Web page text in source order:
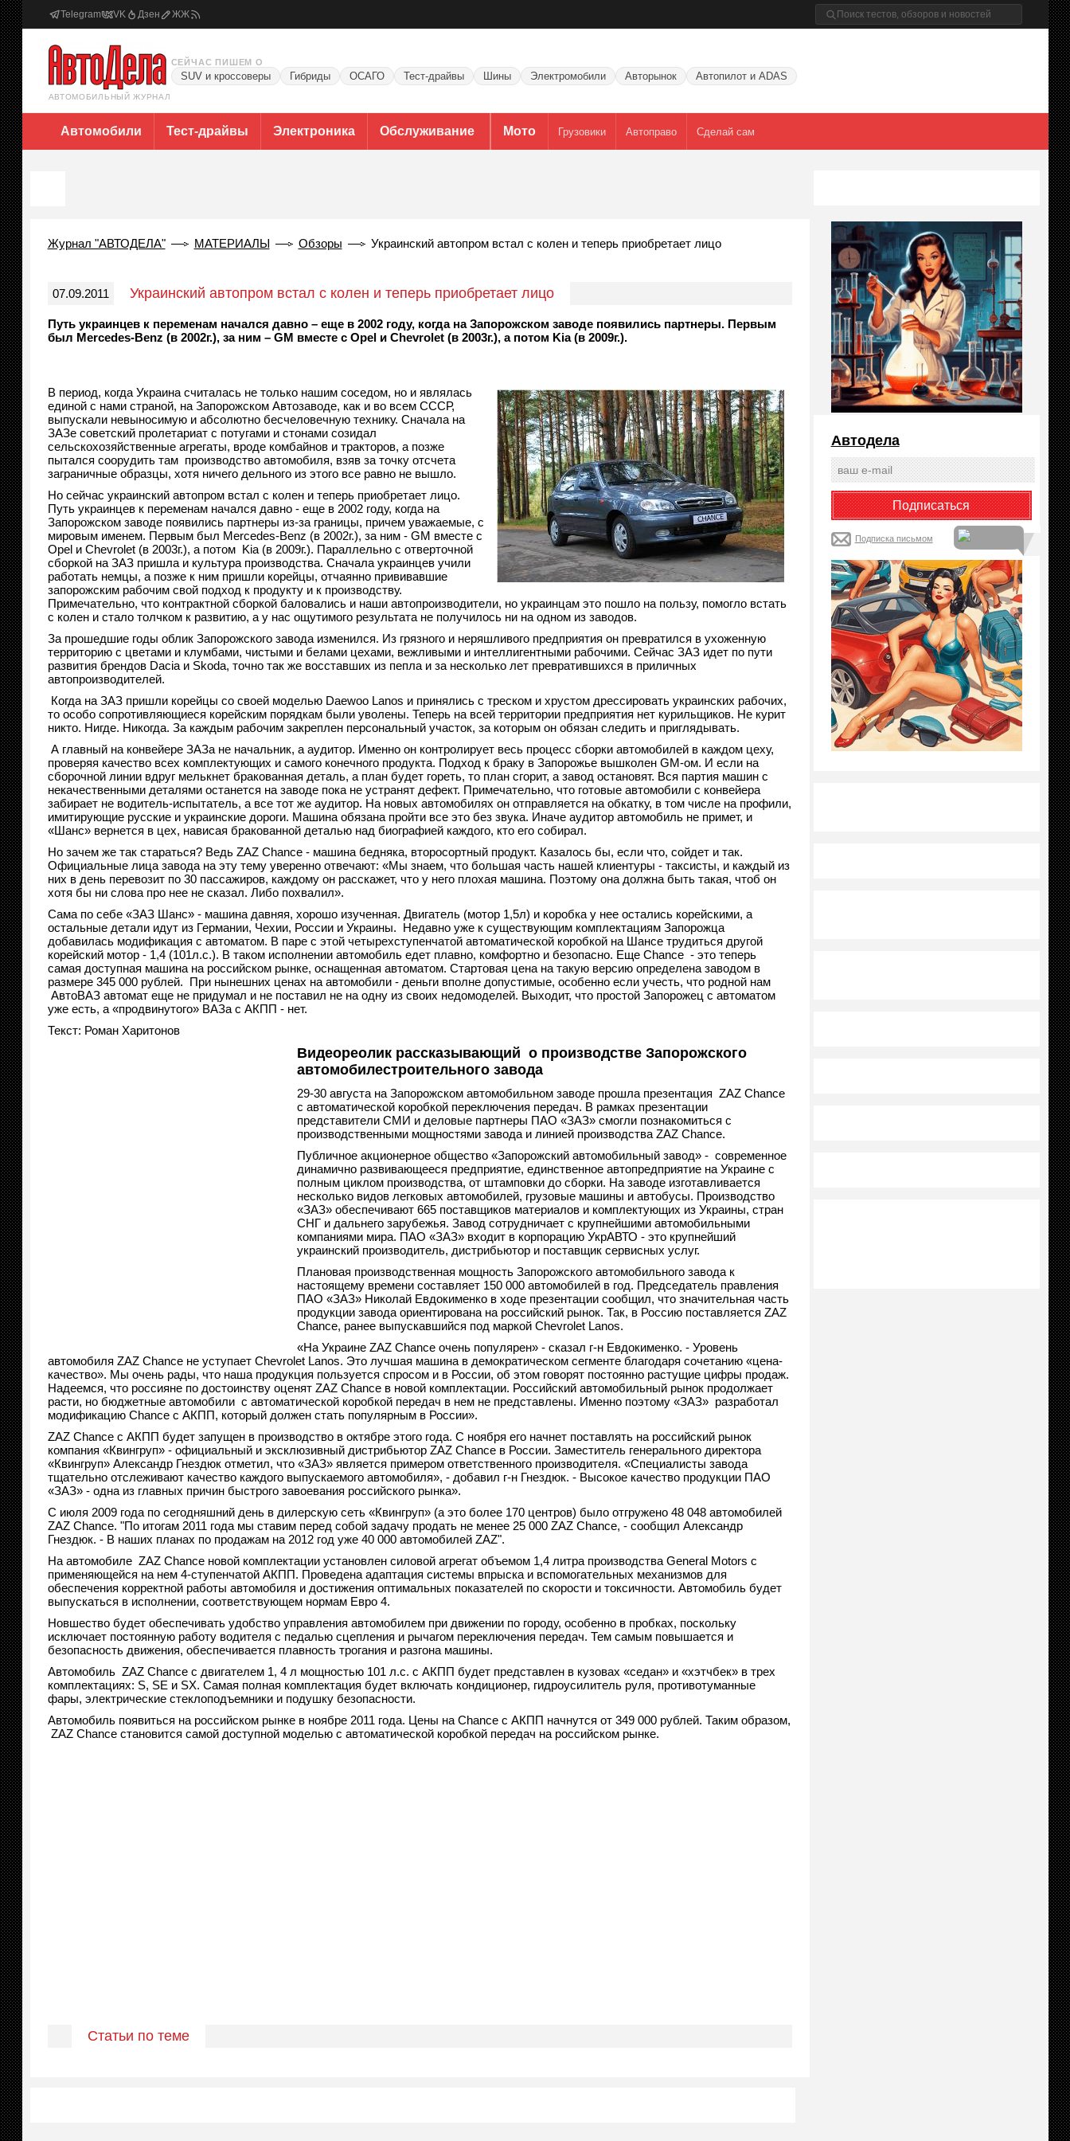
Telegram VK Дзен ЖЖ
АВТОМОБИЛЬНЫЙ ЖУРНАЛ
СЕЙЧАС ПИШЕМ О
SUV и кроссоверы Гибриды ОСАГО Тест-драйвы Шины Электромобили Авторынок Автопилот и ADAS
Автомобили Тест-драйвы Электроника Обслуживание Мото Грузовики Автоправо Сделай сам
Журнал "АВТОДЕЛА" МАТЕРИАЛЫ Обзоры Украинский автопром встал с колен и теперь приобретает лицо
07.09.2011 Украинский автопром встал с колен и теперь приобретает лицо
Путь украинцев к переменам начался давно – еще в 2002 году, когда на Запорожском заводе появились партнеры. Первым
был Mercedes-Benz (в 2002г.), за ним – GM вместе с Opel и Chevrolet (в 2003г.), а потом Kia (в 2009г.).
В период, когда Украина считалась не только нашим соседом, но и являлась
единой с нами страной, на Запорожском Автозаводе, как и во всем СССР,
выпускали невыносимую и абсолютно бесчеловечную технику. Сначала на
ЗАЗе советский пролетариат с потугами и стонами созидал
сельскохозяйственные агрегаты, вроде комбайнов и тракторов, а позже
пытался соорудить там производство автомобиля, взяв за точку отсчета
заграничные образцы, хотя ничего дельного из этого все равно не вышло.
Но сейчас украинский автопром встал с колен и теперь приобретает лицо.
Путь украинцев к переменам начался давно - еще в 2002 году, когда на
Запорожском заводе появились партнеры из-за границы, причем уважаемые, с
мировым именем. Первым был Mercedes-Benz (в 2002г.), за ним - GM вместе с
Opel и Chevrolet (в 2003г.), а потом Kia (в 2009г.). Параллельно с отверточной
сборкой на ЗАЗ пришла и культура производства. Сначала украинцев учили
работать немцы, а позже к ним пришли корейцы, отчаянно прививавшие
запорожским рабочим свой подход к продукту и к производству.
Примечательно, что контрактной сборкой баловались и наши автопроизводители, но украинцам это пошло на пользу, помогло встать
с колен и стало толчком к развитию, а у нас ощутимого результата не получилось ни на одном из заводов.
За прошедшие годы облик Запорожского завода изменился. Из грязного и неряшливого предприятия он превратился в ухоженную
территорию с цветами и клумбами, чистыми и белами цехами, вежливыми и интеллигентными рабочими. Сейчас ЗАЗ идет по пути
развития брендов Dacia и Skoda, точно так же восставших из пепла и за несколько лет превратившихся в приличных
автопроизводителей.
Когда на ЗАЗ пришли корейцы со своей моделью Daewoo Lanos и принялись с треском и хрустом дрессировать украинских рабочих,
то особо сопротивляющиеся корейским порядкам были уволены. Теперь на всей территории предприятия нет курильщиков. Не курит
никто. Нигде. Никогда. За каждым рабочим закреплен персональный участок, за которым он обязан следить и приглядывать.
А главный на конвейере ЗАЗа не начальник, а аудитор. Именно он контролирует весь процесс сборки автомобилей в каждом цеху,
проверяя качество всех комплектующих и самого конечного продукта. Подход к браку в Запорожье вышколен GM-ом. И если на
сборочной линии вдруг мелькнет бракованная деталь, а план будет гореть, то план сгорит, а завод остановят. Вся партия машин с
некачественными деталями останется на заводе пока не устранят дефект. Примечательно, что готовые автомобили с конвейера
забирает не водитель-испытатель, а все тот же аудитор. На новых автомобилях он отправляется на обкатку, в том числе на профили,
имитирующие русские и украинские дороги. Машина обязана пройти все это без звука. Иначе аудитор автомобиль не примет, и
«Шанс» вернется в цех, нависая бракованной деталью над биографией каждого, кто его собирал.
Но зачем же так стараться? Ведь ZAZ Chance - машина бедняка, второсортный продукт. Казалось бы, если что, сойдет и так.
Официальные лица завода на эту тему уверенно отвечают: «Мы знаем, что большая часть нашей клиентуры - таксисты, и каждый из
них в день перевозит по 30 пассажиров, каждому он расскажет, что у него плохая машина. Поэтому она должна быть такая, чтоб он
хотя бы ни слова про нее не сказал. Либо похвалил».
Сама по себе «ЗАЗ Шанс» - машина давняя, хорошо изученная. Двигатель (мотор 1,5л) и коробка у нее остались корейскими, а
остальные детали идут из Германии, Чехии, России и Украины. Недавно уже к существующим комплектациям Запорожца
добавилась модификация с автоматом. В паре с этой четырехступенчатой автоматической коробкой на Шансе трудиться другой
корейский мотор - 1,4 (101л.с.). В таком исполнении автомобиль едет плавно, комфортно и безопасно. Еще Chance - это теперь
самая доступная машина на российском рынке, оснащенная автоматом. Стартовая цена на такую версию определена заводом в
размере 345 000 рублей. При нынешних ценах на автомобили - деньги вполне допустимые, особенно если учесть, что родной нам
АвтоВАЗ автомат еще не придумал и не поставил не на одну из своих недомоделей. Выходит, что простой Запорожец с автоматом
уже есть, а «продвинутого» ВАЗа с АКПП - нет.
Текст: Роман Харитонов
Видеореолик рассказывающий о производстве Запорожского
автомобилестроительного завода
29-30 августа на Запорожском автомобильном заводе прошла презентация ZAZ Chance
с автоматической коробкой переключения передач. В рамках презентации
представители СМИ и деловые партнеры ПАО «ЗАЗ» смогли познакомиться с
производственными мощностями завода и линией производства ZAZ Chance.
Публичное акционерное общество «Запорожский автомобильный завод» - современное
динамично развивающееся предприятие, единственное автопредприятие на Украине с
полным циклом производства, от штамповки до сборки. На заводе изготавливается
несколько видов легковых автомобилей, грузовые машины и автобусы. Производство
«ЗАЗ» обеспечивают 665 поставщиков материалов и комплектующих из Украины, стран
СНГ и дальнего зарубежья. Завод сотрудничает с крупнейшими автомобильными
компаниями мира. ПАО «ЗАЗ» входит в корпорацию УкрАВТО - это крупнейший
украинский производитель, дистрибьютор и поставщик сервисных услуг.
Плановая производственная мощность Запорожского автомобильного завода к
настоящему времени составляет 150 000 автомобилей в год. Председатель правления
ПАО «ЗАЗ» Николай Евдокименко в ходе презентации сообщил, что значительная часть
продукции завода ориентирована на российский рынок. Так, в Россию поставляется ZAZ
Chance, ранее выпускавшийся под маркой Chevrolet Lanos.
«На Украине ZAZ Chance очень популярен» - сказал г-н Евдокименко. - Уровень
автомобиля ZAZ Chance не уступает Chevrolet Lanos. Это лучшая машина в демократическом сегменте благодаря сочетанию «цена-
качество». Мы очень рады, что наша продукция пользуется спросом и в России, об этом говорят постоянно растущие цифры продаж.
Надеемся, что россияне по достоинству оценят ZAZ Chance в новой комплектации. Российский автомобильный рынок продолжает
расти, но бюджетные автомобили с автоматической коробкой передач в нем не представлены. Именно поэтому «ЗАЗ» разработал
модификацию Chance с АКПП, который должен стать популярным в России».
ZAZ Chance с АКПП будет запущен в производство в октябре этого года. С ноября его начнет поставлять на российский рынок
компания «Квингруп» - официальный и эксклюзивный дистрибьютор ZAZ Chance в России. Заместитель генерального директора
«Квингруп» Александр Гнездюк отметил, что «ЗАЗ» является примером ответственного производителя. «Специалисты завода
тщательно отслеживают качество каждого выпускаемого автомобиля», - добавил г-н Гнездюк. - Высокое качество продукции ПАО
«ЗАЗ» - одна из главных причин быстрого завоевания российского рынка».
С июля 2009 года по сегодняшний день в дилерскую сеть «Квингруп» (а это более 170 центров) было отгружено 48 048 автомобилей
ZAZ Chance. "По итогам 2011 года мы ставим перед собой задачу продать не менее 25 000 ZAZ Chance, - сообщил Александр
Гнездюк. - В наших планах по продажам на 2012 год уже 40 000 автомобилей ZAZ".
На автомобиле ZAZ Chance новой комплектации установлен силовой агрегат объемом 1,4 литра производства General Motors с
применяющейся на нем 4-ступенчатой АКПП. Проведена адаптация системы впрыска и вспомогательных механизмов для
обеспечения корректной работы автомобиля и достижения оптимальных показателей по скорости и токсичности. Автомобиль будет
выпускаться в исполнении, соответствующем нормам Евро 4.
Новшество будет обеспечивать удобство управления автомобилем при движении по городу, особенно в пробках, поскольку
исключает постоянную работу водителя с педалью сцепления и рычагом переключения передач. Тем самым повышается и
безопасность движения, обеспечивается плавность трогания и разгона машины.
Автомобиль ZAZ Chance с двигателем 1, 4 л мощностью 101 л.с. с АКПП будет представлен в кузовах «седан» и «хэтчбек» в трех
комплектациях: S, SE и SX. Самая полная комплектация будет включать кондиционер, гидроусилитель руля, противотуманные
фары, электрические стеклоподъемники и подушку безопасности.
Автомобиль появиться на российском рынке в ноябре 2011 года. Цены на Chance с АКПП начнутся от 349 000 рублей. Таким образом,
ZAZ Chance становится самой доступной моделью с автоматической коробкой передач на российском рынке.
Статьи по теме
Автодела
Подписка письмом